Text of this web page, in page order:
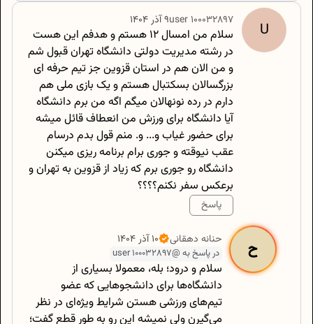
U
user100032897 ۹ آذر ۱۴۰۴
سلام من امسال ۱۲ هستم و هدفم این هست
در رشته مدیریت دولتی دانشگاه تهران قبول شم
و من الان هم در استان قزوین جز تیم حرفه ای
بزرگسالان بسکتبال هستم و یک بازی ملی هم
دارم در رده نونهالان میگم اگه من برم دانشگاه
آیا دانشگاه برای ورزش من انعطاف قائل میشه
برای حضور غیاب و... و. منم قول بدم درسام
عقب نیوقته و جوری برام برنامه ریزی میکنن
دانشگاه رو جوری برم که زیاد از قزوین به تهران و
برعکس سفر نکنم؟؟؟؟
پاسخ
ح حنانه دهقانی ۱۰ آذر ۱۴۰۴
در پاسخ به @user 100032897
سلام و درود؛ بله، معمولا بسیاری از
دانشگاه‌ها برای دانشجوهایی که عضو
تیم‌های ورزشی هستن شرایط ویژه‌ای در نظر
می‌گیرن ولی نمیشه این رو به طور قطع گفت؛